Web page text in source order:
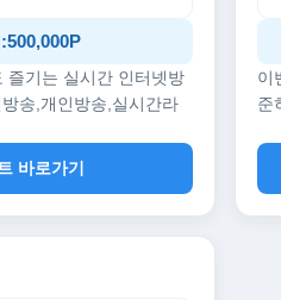
즐기는 실시간 인터넷방
송,개인방송,실시간라
바로가기
이
준